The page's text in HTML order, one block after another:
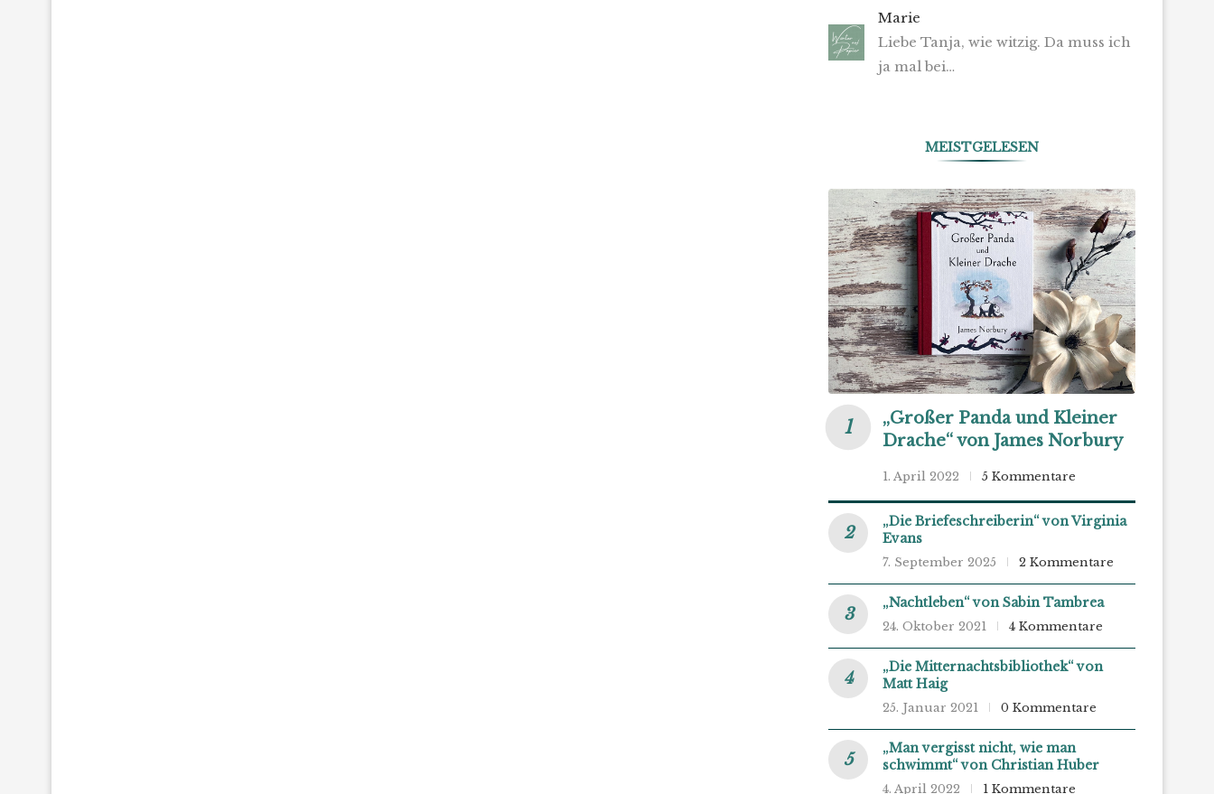
Marie
Liebe Tanja, wie witzig. Da muss ich
ja mal bei…
MEISTGELESEN
„Großer Panda und Kleiner
Drache“ von James Norbury
1. April 2022 5 Kommentare
„Die Briefeschreiberin“ von Virginia
Evans
7. September 2025 2 Kommentare
„Nachtleben“ von Sabin Tambrea
24. Oktober 2021 4 Kommentare
„Die Mitternachtsbibliothek“ von
Matt Haig
25. Januar 2021 0 Kommentare
„Man vergisst nicht, wie man
schwimmt“ von Christian Huber
4. April 2022 1 Kommentare